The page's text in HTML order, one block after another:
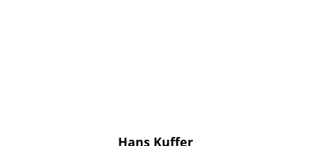
Hans Kuffer